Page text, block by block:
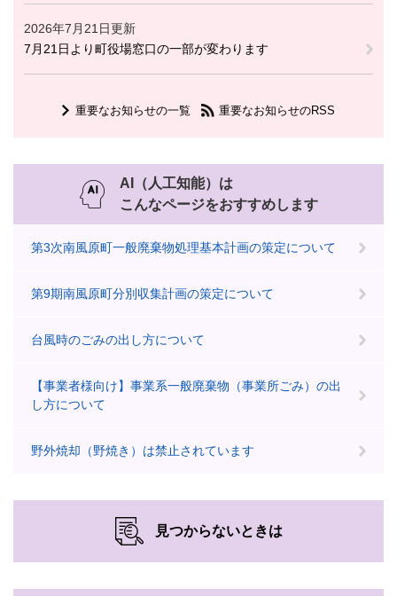
2026年7月21日更新
7月21日より町役場窓口の一部が変わります
重要なお知らせの一覧 重要なお知らせのRSS
AI（人工知能）は
こんなページをおすすめします
第3次南風原町一般廃棄物処理基本計画の策定について
第9期南風原町分別収集計画の策定について
台風時のごみの出し方について
【事業者様向け】事業系一般廃棄物（事業所ごみ）の出
し方について
野外焼却（野焼き）は禁止されています
見つからないときは